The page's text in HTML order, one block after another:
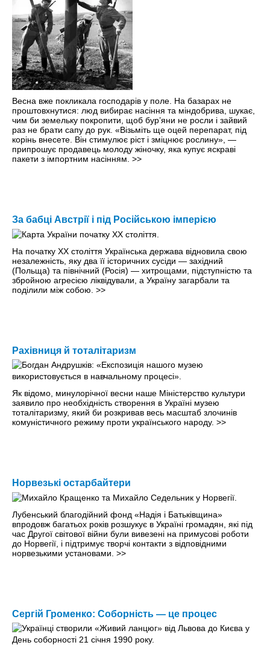
Весна вже покликала господарів у поле. На базарах не
проштовхнутися: люд вибирає насіння та міндобрива, шукає,
чим би земельку покропити, щоб бур’яни не росли і зайвий
раз не брати сапу до рук. «Візьміть ще оцей перепарат, під
корінь внесете. Він стимулює ріст і зміцнює рослину», —
припрошує продавець молоду жіночку, яка купує яскраві
пакети з імпортним насінням. >>
За бабці Австрії і під Російською імперією
На початку ХХ століття Українська держава відновила свою
незалежність, яку два її історичних сусіди — західний
(Польща) та північний (Росія) — хитрощами, підступністю та
збройною агресією ліквідували, а Україну загарбали та
поділили між собою. >>
Рахівниця й тоталітаризм
Як відомо, минулорічної весни наше Міністерство культури
заявило про необхідність створення в Україні музею
тоталітаризму, який би розкривав весь масштаб злочинів
комуністичного режиму проти українського народу. >>
Норвезькі остарбайтери
Лубенський благодійний фонд «Надія і Батьківщина»
впродовж багатьох років розшукує в Україні громадян, які під
час Другої світової війни були вивезені на примусові роботи
до Норвегії, і підтримує творчі контакти з відповідними
норвезькими установами. >>
Сергій Громенко: Соборність — це процес